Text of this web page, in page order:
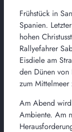
Frühstück in
Spanien.
hohen
Rallyefahrer
Eisdiele am
den Dünen
zum
Am Abend
Ambiente. Am